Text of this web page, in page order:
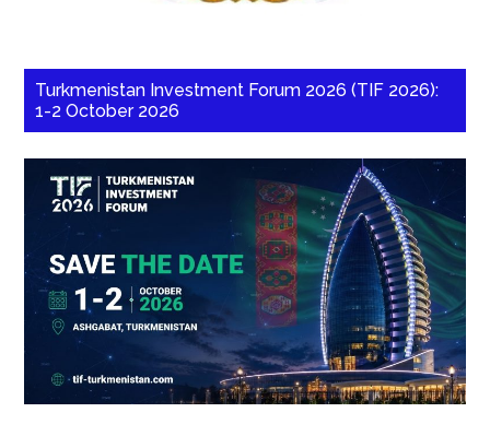
Turkmenistan Investment Forum 2026 (TIF 2026):
1-2 October 2026